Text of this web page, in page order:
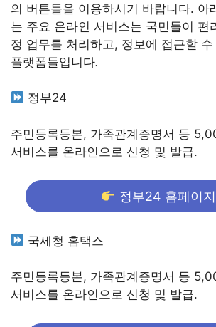
의 버튼들을 이용하시기 바랍니다. 아
는 주요 온라인 서비스는 국민들이 편
정 업무를 처리하고, 정보에 접근할
플랫폼들입니다.
정부24
주민등록등본, 가족관계증명서 등
서비스를 온라인으로 신청 및 발급.
정부24 홈페이지
국세청 홈택스
주민등록등본, 가족관계증명서 등
서비스를 온라인으로 신청 및 발급.